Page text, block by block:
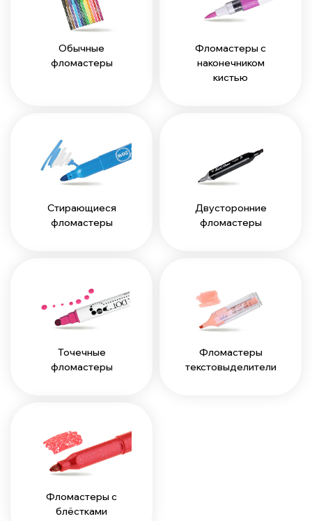
Обычные
фломастеры
Фломастеры с
наконечником
кистью
Стирающиеся
фломастеры
Двусторонние
фломастеры
Точечные
фломастеры
Фломастеры
текстовыделители
Фломастеры с
блёстками